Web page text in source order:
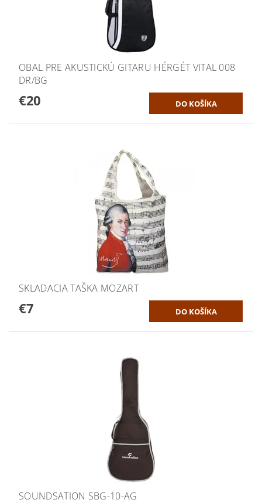
OBAL PRE AKUSTICKÚ GITARU HÉRGÉT VITAL 008
DR/BG
€20
SKLADACIA TAŠKA MOZART
€7
SOUNDSATION SBG-10-AG